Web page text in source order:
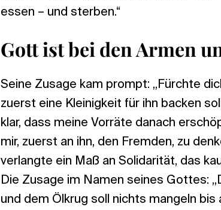
essen – und sterben.“
Gott ist bei den Armen
Seine Zusage kam prompt: „Fürchte
zuerst eine Kleinigkeit für ihn backen
klar, dass meine Vorräte danach
mir, zuerst an ihn, den Fremden, zu
verlangte ein Maß an Solidarität, das
Die Zusage im Namen seines Gottes:
und dem Ölkrug soll nichts mangeln